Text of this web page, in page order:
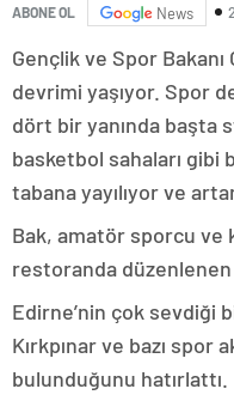
ABONE OL News
Gençlik ve Spor Bakanı
devrimi yaşıyor. Spor
dört bir yanında başta
basketbol sahaları gibi
tabana yayılıyor ve
Bak, amatör sporcu
restoranda düzenlenen
Edirne’nin çok sevdiği
Kırkpınar ve bazı
bulunduğunu hatırlattı.